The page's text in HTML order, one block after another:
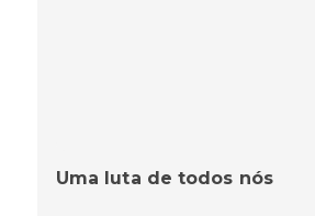
Uma luta de todos nós